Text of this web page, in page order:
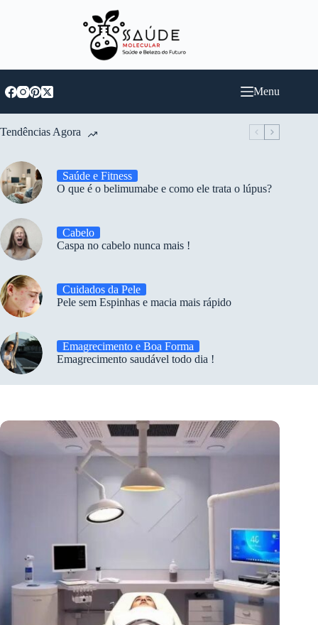
Menu
Tendências Agora
Saúde e Fitness
O que é o belimumabe e como ele trata o lúpus?
Cabelo
Caspa no cabelo nunca mais !
Cuidados da Pele
Pele sem Espinhas e macia mais rápido
Emagrecimento e Boa Forma
Emagrecimento saudável todo dia !